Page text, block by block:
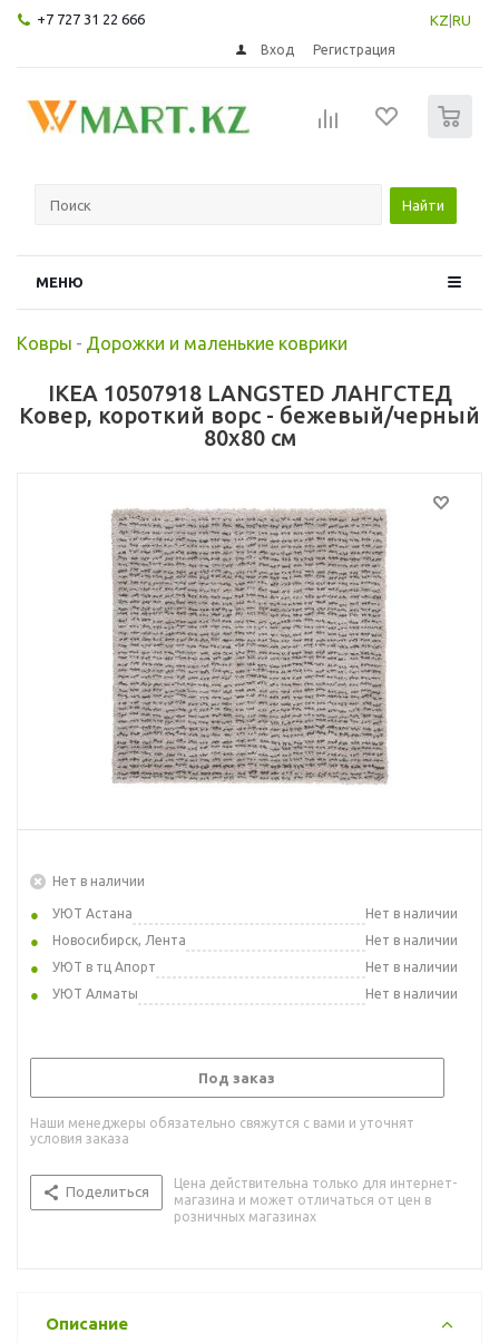
+7 727 31 22 666 KZ RU
Вход Регистрация
Найти
МЕНЮ
Ковры - Дорожки и маленькие коврики
IKEA 10507918 LANGSTED ЛАНГСТЕД
Ковер, короткий ворс - бежевый/черный
80x80 см
Нет в наличии
УЮТ Астана
Нет в наличии
Новосибирск, Лента
Нет в наличии
УЮТ в тц Апорт
Нет в наличии
УЮТ Алматы
Нет в наличии
Под заказ
Наши менеджеры обязательно свяжутся с вами и уточнят
условия заказа
Поделиться
Цена действительна только для интернет-
магазина и может отличаться от цен в
розничных магазинах
Описание